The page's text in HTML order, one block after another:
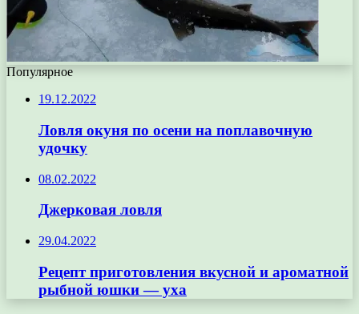
Популярное
19.12.2022
Ловля окуня по осени на поплавочную
удочку
08.02.2022
Джерковая ловля
29.04.2022
Рецепт приготовления вкусной и ароматной
рыбной юшки — уха